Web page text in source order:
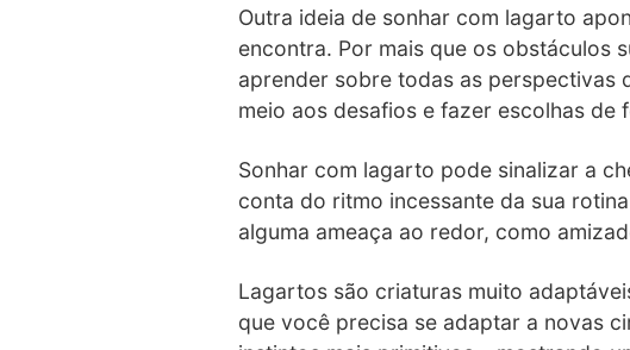
Outra ideia de sonhar com lagarto
encontra. Por mais que os obstáculos
aprender sobre todas as perspectivas
meio aos desafios e fazer escolhas de
Sonhar com lagarto pode sinalizar a
conta do ritmo incessante da sua
alguma ameaça ao redor, como
Lagartos são criaturas muito
que você precisa se adaptar a novas